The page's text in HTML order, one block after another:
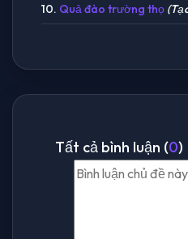
10. Quả đào trường thọ
Tất cả bình luận (0)